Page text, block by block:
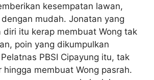
kesempatan lawan,
mudah. Jonatan yang
diri itu kerap membuat Wong tak
poin yang dikumpulkan
PBSI Cipayung itu, tak
hingga membuat Wong pasrah.